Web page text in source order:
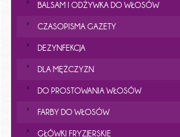
BALSAM I ODŻYWKA DO WŁOSÓW
CZASOPISMA GAZETY
DEZYNFEKCJA
DLA MĘŻCZYZN
DO PROSTOWANIA WŁOSÓW
FARBY DO WŁOSÓW
GŁÓWKI FRYZJERSKIE